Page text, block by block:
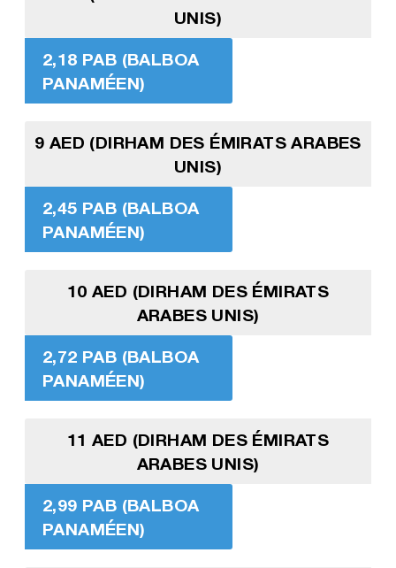
UNIS)
2,18 PAB (BALBOA
PANAMÉEN)
9 AED (DIRHAM DES ÉMIRATS ARABES
UNIS)
2,45 PAB (BALBOA
PANAMÉEN)
10 AED (DIRHAM DES ÉMIRATS
ARABES UNIS)
2,72 PAB (BALBOA
PANAMÉEN)
11 AED (DIRHAM DES ÉMIRATS
ARABES UNIS)
2,99 PAB (BALBOA
PANAMÉEN)